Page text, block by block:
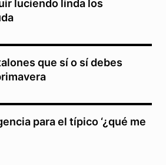
luciendo linda los
que sí o sí debes
para el típico ‘¿qué me